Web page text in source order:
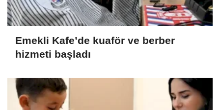
Emekli Kafe’de kuaför ve berber
hizmeti başladı